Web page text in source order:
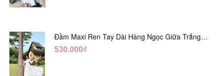
Đầm Maxi Ren Tay Dài Hàng Ngọc Giữa Trắng
DT730
530.000₫